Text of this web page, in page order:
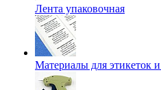
Лента упаковочная
Материалы для этикеток